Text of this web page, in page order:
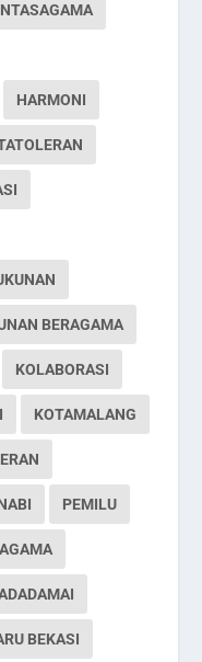
HARMONI
BERAGAMA
KOLABORASI
KOTAMALANG
PEMILU
BEKASI